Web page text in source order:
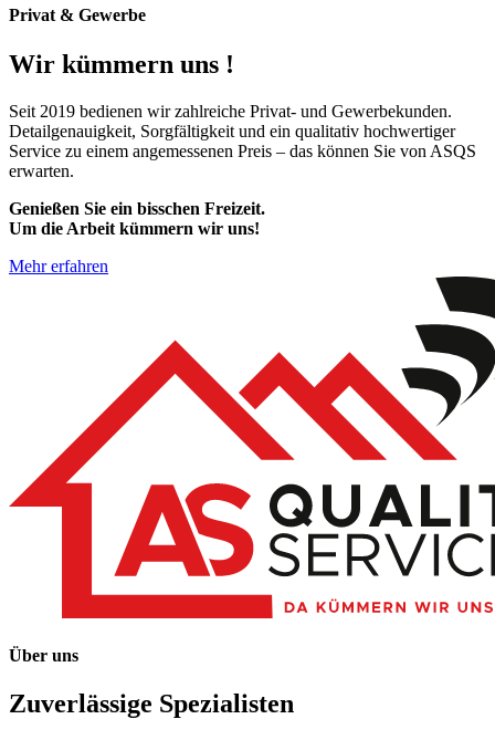
Privat & Gewerbe
Wir kümmern uns !
Seit 2019 bedienen wir zahlreiche Privat- und Gewerbekunden.
Detailgenauigkeit, Sorgfältigkeit und ein qualitativ hochwertiger
Service zu einem angemessenen Preis – das können Sie von ASQS
erwarten.
Genießen Sie ein bisschen Freizeit.
Um die Arbeit kümmern wir uns!
Mehr erfahren
Über uns
Zuverlässige Spezialisten